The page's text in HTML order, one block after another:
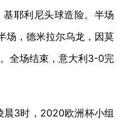
耶利尼头球造险。半场
场，德米拉尔乌龙，因莫
全场结束，意大利3-0完
晨3时，2020欧洲杯小组